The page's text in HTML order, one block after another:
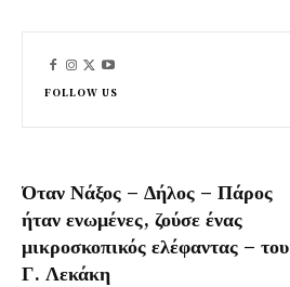
Όταν Νάξος – Δήλος – Πάρος
ήταν ενωμένες, ζούσε ένας
μικροσκοπικός ελέφαντας – του
Γ. Λεκάκη
FOLLOW US